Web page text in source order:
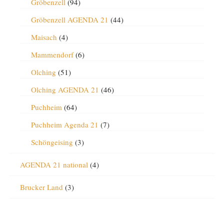
Gröbenzell(94)
Gröbenzell AGENDA 21 (44)
Maisach (4)
Mammendorf(6)
Olching (51)
Olching AGENDA 21 (46)
Puchheim(64)
Puchheim Agenda 21 (7)
Schöngeising (3)
AGENDA 21 national(4)
Brucker Land (3)